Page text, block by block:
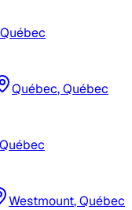
Québec, Québec
Westmount, Québec